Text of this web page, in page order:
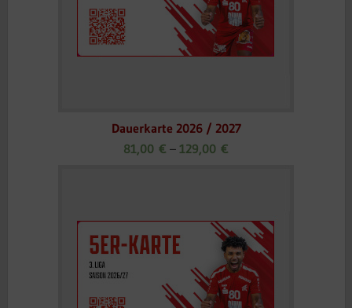
Dauerkarte 2026 / 2027
81,00 € – 129,00 €